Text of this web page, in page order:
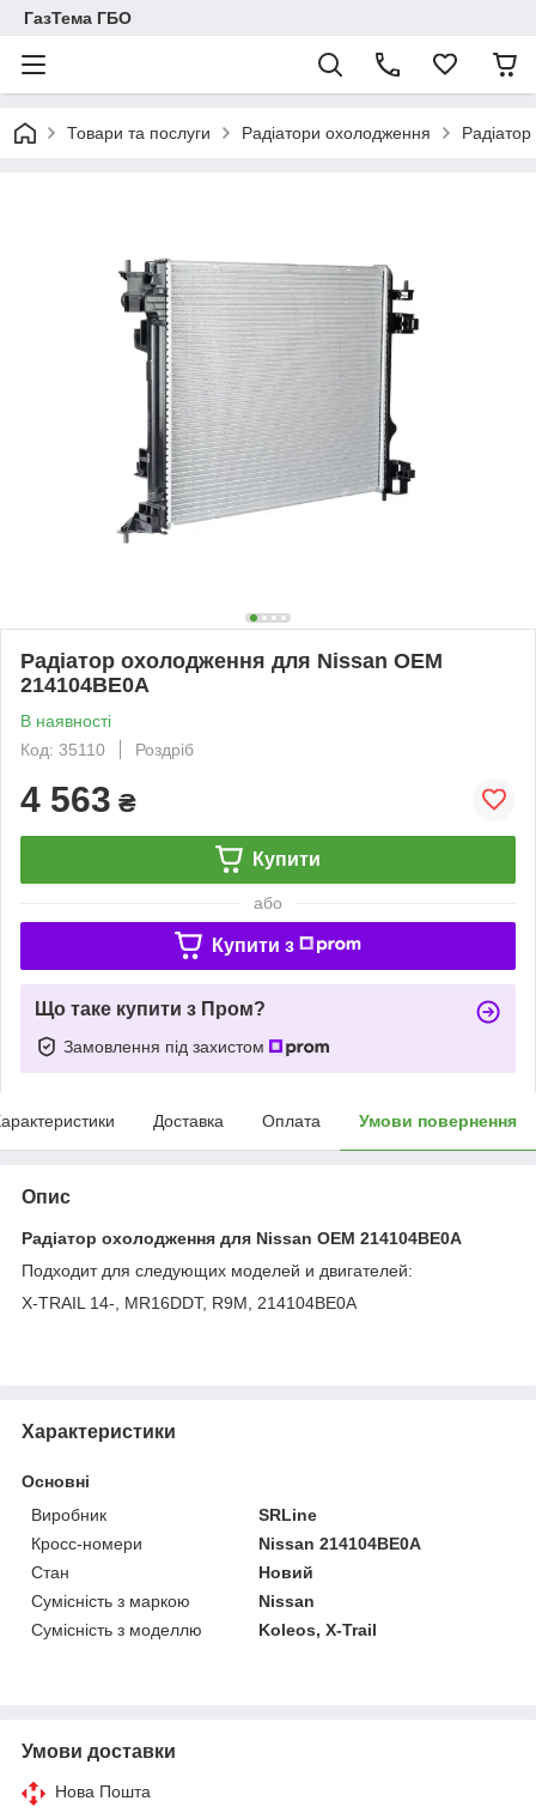
ГазТема ГБО
Товари та послуги Радіатори охолодження
Радіатор охолодження для Nissan OEM
214104BE0A
В наявності
Код: 35110
Роздріб
4 563 ₴
Купити
або
Купити з
Що таке купити з Пром?
Замовлення під захистом
Доставка Оплата Умови повернення
Опис
Радіатор охолодження для Nissan OEM 214104BE0A
Подходит для следующих моделей и двигателей:
X-TRAIL 14-, MR16DDT, R9M, 214104BE0A
Характеристики
Основні
Виробник
SRLine
Кросс-номери
Nissan 214104BE0A
Стан
Новий
Сумісність з маркою
Nissan
Сумісність з моделлю
Koleos, X-Trail
Умови доставки
Нова Пошта